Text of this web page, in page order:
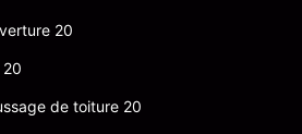
20
de toiture 20